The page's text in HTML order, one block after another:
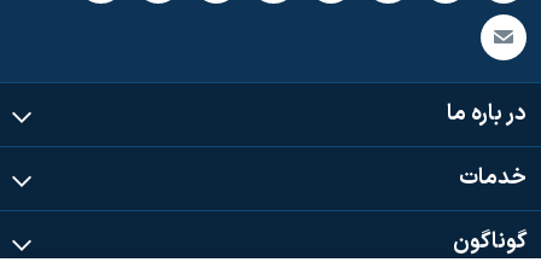
در باره ما
خدمات
گوناگون